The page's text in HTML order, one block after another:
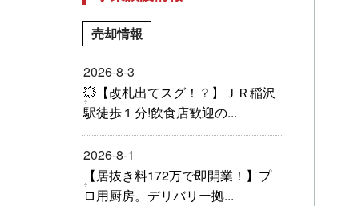
売却情報
2026-8-3
💥【改札出てスグ！？】ＪＲ稲沢
駅徒歩１分!飲食店歓迎の...
2026-8-1
【居抜き料172万で即開業！】プ
ロ用厨房。デリバリー拠...